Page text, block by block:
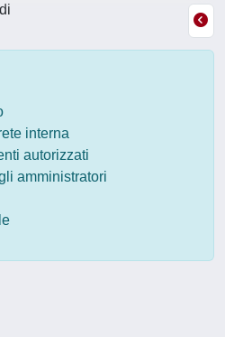
interna
autorizzati
amministratori